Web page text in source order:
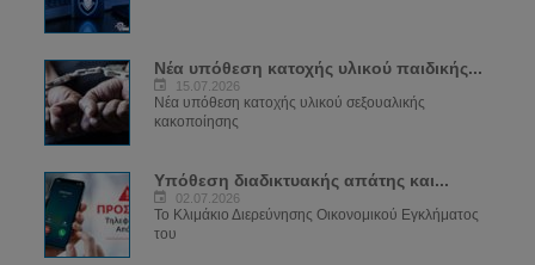
Νέα υπόθεση κατοχής υλικού παιδικής...
15.07.2026
Νέα υπόθεση κατοχής υλικού σεξουαλικής
κακοποίησης
Υπόθεση διαδικτυακής απάτης και...
02.07.2026
Το Κλιμάκιο Διερεύνησης Οικονομικού Εγκλήματος
του